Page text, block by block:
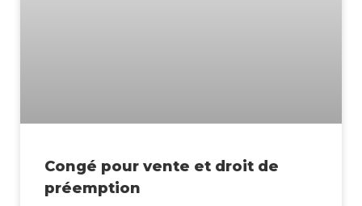
Congé pour vente et droit de
préemption